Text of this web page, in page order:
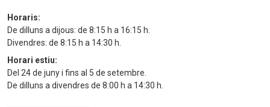
Horaris:
De dilluns a dijous: de 8:15 h a 16:15 h.
Divendres: de 8:15 h a 14:30 h.
Horari estiu:
Del 24 de juny i fins al 5 de setembre.
De dilluns a divendres de 8:00 h a 14:30 h.